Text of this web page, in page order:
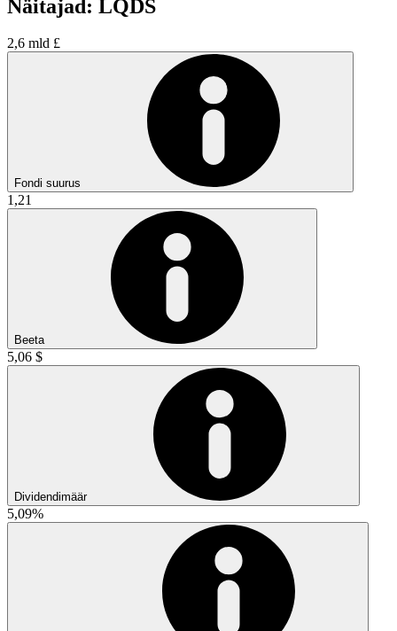
Näitajad: LQDS
2,6 mld £
Fondi suurus
1,21
Beeta
5,06 $
Dividendimäär
5,09%